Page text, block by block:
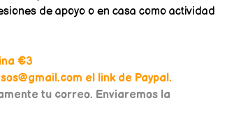
de apoyo o en casa como actividad
€3
el link de Paypal.
tu correo. Enviaremos la